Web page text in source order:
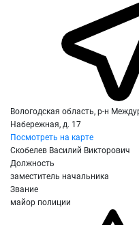
Вологодская область, р-н
Набережная, д. 17
Посмотреть на карте
Скобелев Василий Викторович
Должность
заместитель начальника
Звание
майор полиции